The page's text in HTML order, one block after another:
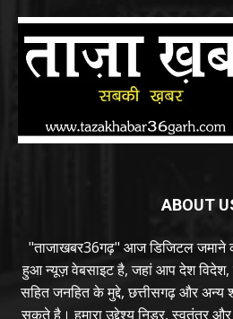
ABOUT
"ताजाखबर36गढ़" आज डिजिटल जमाने
हुआ न्यूज़ वेबसाइट है, जहां आप देश विदेश,
सहित जनहित के मुद्दे, छत्तीसगढ़ और
सकते है। हमारा उद्देश्य निडर, स्वतंत्र और